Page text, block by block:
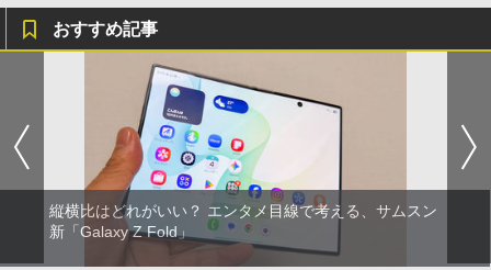
おすすめ記事
縦横比はどれがいい？ エンタメ目線で考える、サムスン
新「Galaxy Z Fold」